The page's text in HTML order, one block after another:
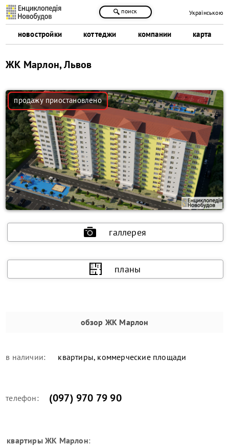
новостройки коттеджи компании карта
поиск Українською
ЖК Марлон, Львов
галлерея
планы
обзор ЖК Марлон
в наличии: квартиры, коммерческие площади
телефон: (097) 970 79 90
квартирыЖК Марлон: